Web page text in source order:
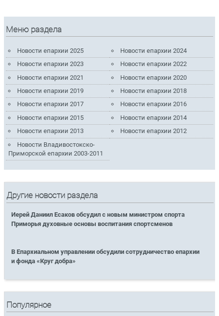
Меню раздела
Новости епархии 2025
Новости епархии 2024
Новости епархии 2023
Новости епархии 2022
Новости епархии 2021
Новости епархии 2020
Новости епархии 2019
Новости епархии 2018
Новости епархии 2017
Новости епархии 2016
Новости епархии 2015
Новости епархии 2014
Новости епархии 2013
Новости епархии 2012
Новости Владивостокско-
Приморской епархии 2003-2011
Другие новости раздела
Иерей Даниил Есаков обсудил с новым министром спорта
Приморья духовные основы воспитания спортсменов
В Епархиальном управлении обсудили сотрудничество епархии
и фонда «Круг добра»
Популярное